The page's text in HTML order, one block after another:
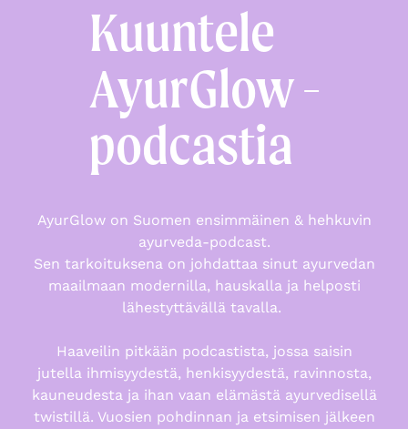
Kuuntele
AyurGlow -
podcastia
AyurGlow on Suomen ensimmäinen & hehkuvin
ayurveda-podcast.
Sen tarkoituksenaon johdattaa sinut ayurvedan
maailmaan modernilla, hauskalla ja helposti
lähestyttävällä tavalla.
Haaveilin pitkään podcastista, jossa saisin
jutella ihmisyydestä, henkisyydestä, ravinnosta,
kauneudesta ja ihan vaan elämästä ayurvedisellä
twistillä. Vuosien pohdinnan ja etsimisen jälkeen